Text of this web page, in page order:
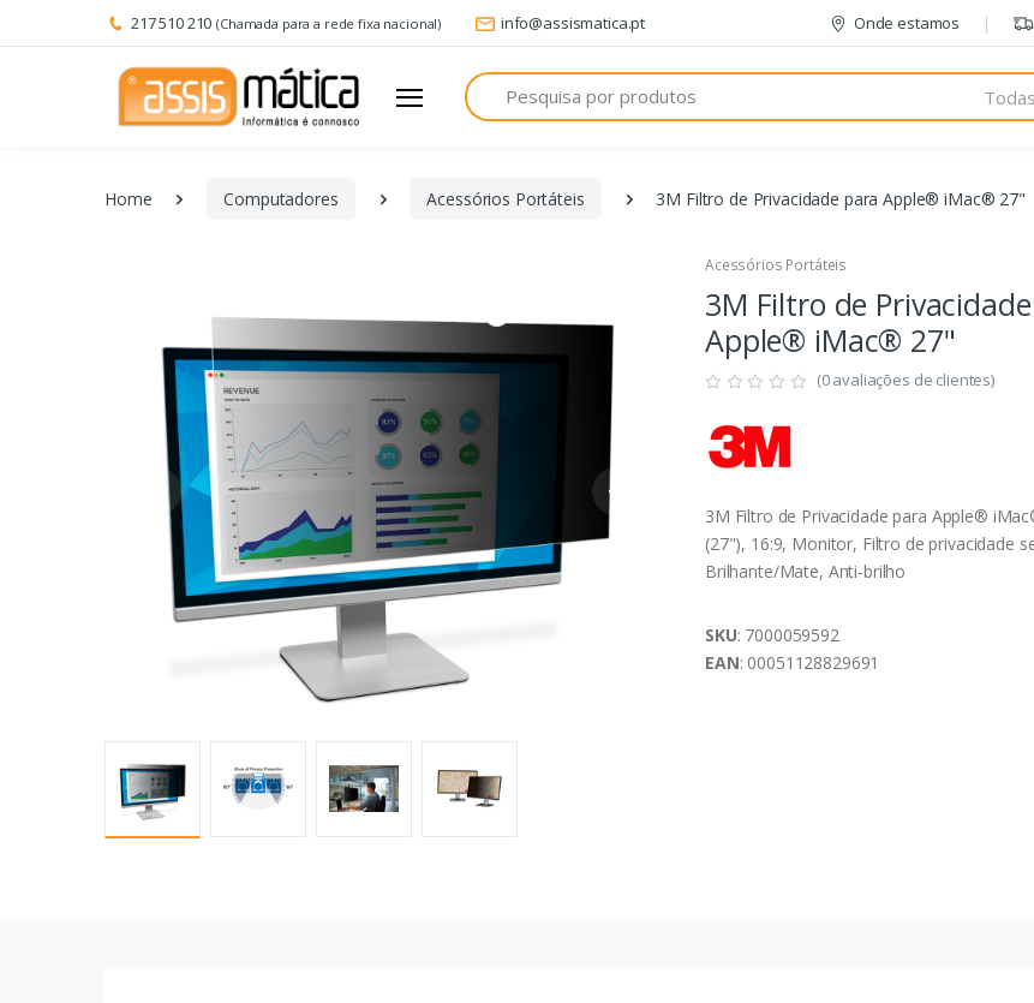
217 510 210 (Chamada para a rede fixa nacional) info@assismatica.pt Onde estamos
Pesquisa
Home Computadores Acessórios Portáteis 3M Filtro de Privacidade para Apple® iMac® 27"
Acessórios Portáteis
3M Filtro de
Apple® iMac® 27"
(0 avaliações de clientes)
3M Filtro de Privacidade para Apple®
(27"), 16:9, Monitor, Filtro de privacidade
Brilhante/Mate, Anti-brilho
SKU: 7000059592
EAN: 00051128829691